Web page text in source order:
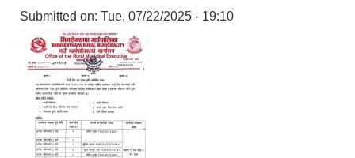
Submitted on: Tue, 07/22/2025 - 19:10